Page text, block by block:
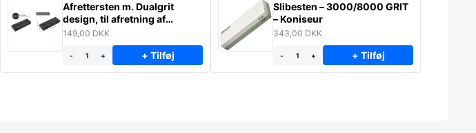
Afrettersten m. Dualgrit
design, til afretning af
slibesten
149,00 DKK
- + + Tilføj
Slibesten – 3000/8000 GRIT
– Koniseur
343,00 DKK
- + + Tilføj